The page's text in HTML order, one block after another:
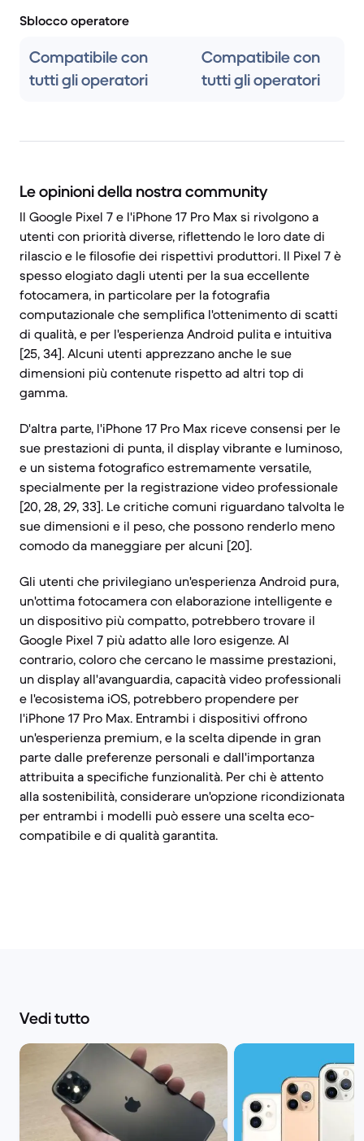
Sblocco operatore
Compatibile con
tutti gli operatori
Compatibile con
tutti gli operatori
Le opinioni della nostra community
Il Google Pixel 7 e l'iPhone 17 Pro Max si rivolgono a
utenti con priorità diverse, riflettendo le loro date di
rilascio e le filosofie dei rispettivi produttori. Il Pixel 7 è
spesso elogiato dagli utenti per la sua eccellente
fotocamera, in particolare per la fotografia
computazionale che semplifica l'ottenimento di scatti
di qualità, e per l'esperienza Android pulita e intuitiva
[25, 34]. Alcuni utenti apprezzano anche le sue
dimensioni più contenute rispetto ad altri top di
gamma.
D'altra parte, l'iPhone 17 Pro Max riceve consensi per le
sue prestazioni di punta, il display vibrante e luminoso,
e un sistema fotografico estremamente versatile,
specialmente per la registrazione video professionale
[20, 28, 29, 33]. Le critiche comuni riguardano talvolta le
sue dimensioni e il peso, che possono renderlo meno
comodo da maneggiare per alcuni [20].
Gli utenti che privilegiano un'esperienza Android pura,
un'ottima fotocamera con elaborazione intelligente e
un dispositivo più compatto, potrebbero trovare il
Google Pixel 7 più adatto alle loro esigenze. Al
contrario, coloro che cercano le massime prestazioni,
un display all'avanguardia, capacità video professionali
e l'ecosistema iOS, potrebbero propendere per
l'iPhone 17 Pro Max. Entrambi i dispositivi offrono
un'esperienza premium, e la scelta dipende in gran
parte dalle preferenze personali e dall'importanza
attribuita a specifiche funzionalità. Per chi è attento
alla sostenibilità, considerare un'opzione ricondizionata
per entrambi i modelli può essere una scelta eco-
compatibile e di qualità garantita.
Vedi tutto